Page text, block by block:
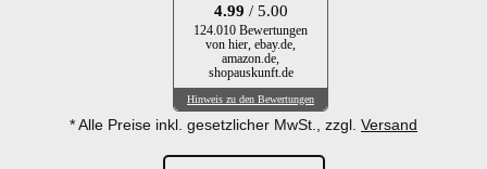
4.99 / 5.00
124.010 Bewertungen
von hier, ebay.de,
amazon.de,
shopauskunft.de
Hinweis zu den Bewertungen
* Alle Preise inkl. gesetzlicher MwSt., zzgl. Versand